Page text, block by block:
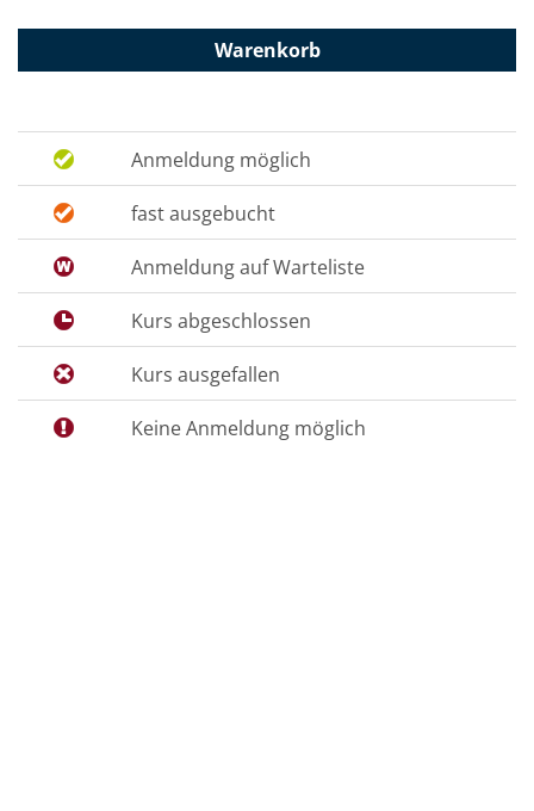
Warenkorb
Anmeldung möglich
fast ausgebucht
Anmeldung auf Warteliste
Kurs abgeschlossen
Kurs ausgefallen
Keine Anmeldung möglich